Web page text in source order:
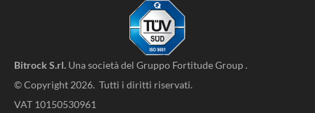
Bitrock S.rl. Una società del Gruppo Fortitude Group.
© Copyright 2026. Tutti i diritti riservati.
VAT 10150530961